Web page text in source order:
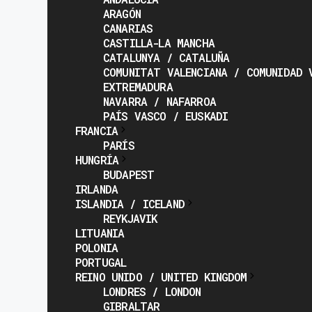
ARAGÓN
CANARIAS
CASTILLA-LA MANCHA
CATALUNYA / CATALUÑA
COMUNITAT VALENCIANA / COMUNIDAD
EXTREMADURA
NAVARRA / NAFARROA
PAÍS VASCO / EUSKADI
FRANCIA
PARÍS
HUNGRÍA
BUDAPEST
IRLANDA
ISLANDIA / ICELAND
REYKJAVIK
LITUANIA
POLONIA
PORTUGAL
REINO UNIDO / UNITED KINGDOM
LONDRES / LONDON
GIBRALTAR